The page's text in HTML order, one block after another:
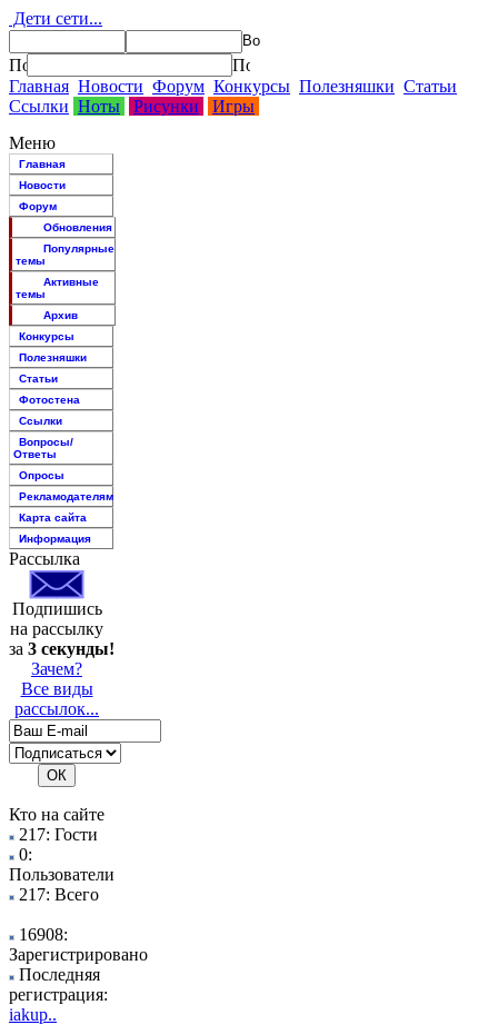
Дети сети...
Главная Новости Форум Конкурсы Полезняшки Статьи
Ссылки Ноты Рисунки
Игры
Меню
Главная
Новости
Форум
Обновления
Популярные
темы
Активные
темы
Архив
Конкурсы
Полезняшки
Статьи
Фотостена
Ссылки
Вопросы/
Ответы
Опросы
Рекламодателям
Карта сайта
Информация
Рассылка
Подпишись
на рассылку
за 3 секунды!
Зачем?
Все виды
рассылок...
Кто на сайте
217: Гости
0:
Пользователи
217: Всего
16908:
Зарегистрировано
Последняя
регистрация:
iakup..